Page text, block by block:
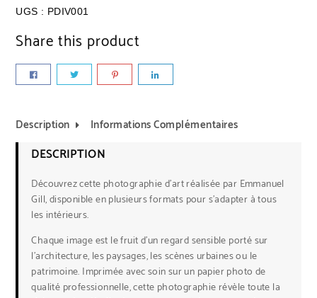
UGS : PDIV001
Share this product
Description Informations Complémentaires
DESCRIPTION
Découvrez cette photographie d’art réalisée par Emmanuel
Gill, disponible en plusieurs formats pour s’adapter à tous
les intérieurs.
Chaque image est le fruit d’un regard sensible porté sur
l’architecture, les paysages, les scènes urbaines ou le
patrimoine. Imprimée avec soin sur un papier photo de
qualité professionnelle, cette photographie révèle toute la